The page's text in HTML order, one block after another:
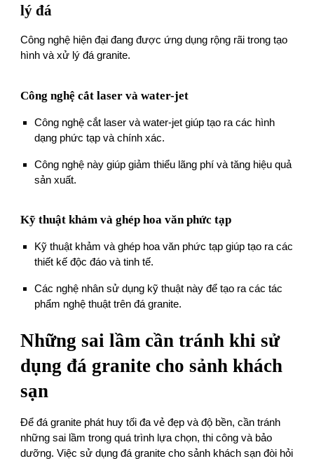
lý đá
Công nghệ hiện đại đang được ứng dụng rộng rãi trong tạo
hình và xử lý đá granite.
Công nghệ cắt laser và water-jet
Công nghệ cắt laser và water-jet giúp tạo ra các hình
dạng phức tạp và chính xác.
Công nghệ này giúp giảm thiểu lãng phí và tăng hiệu quả
sản xuất.
Kỹ thuật khảm và ghép hoa văn phức tạp
Kỹ thuật khảm và ghép hoa văn phức tạp giúp tạo ra các
thiết kế độc đáo và tinh tế.
Các nghệ nhân sử dụng kỹ thuật này để tạo ra các tác
phẩm nghệ thuật trên đá granite.
Những sai lầm cần tránh khi sử
dụng đá granite cho sảnh khách
sạn
Để đá granite phát huy tối đa vẻ đẹp và độ bền, cần tránh
những sai lầm trong quá trình lựa chọn, thi công và bảo
dưỡng. Việc sử dụng đá granite cho sảnh khách sạn đòi hỏi